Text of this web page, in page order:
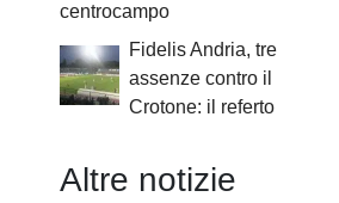
centrocampo
Fidelis Andria, tre
assenze contro il
Crotone: il referto
Altre notizie